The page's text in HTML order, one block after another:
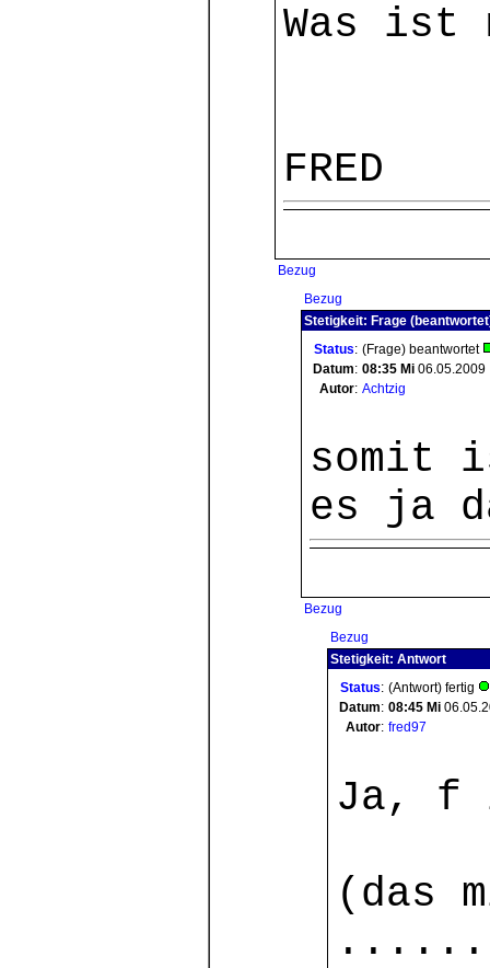
Was
FRED
Bezug
Bezug
Stetigkeit: Frage
Status: (Frage) beantwortet
Datum: 08:35 Mi 06.05.2009
Autor: Achtzig
somit
es ja
Bezug
Bezug
Stetigkeit: Antwort
Status: (Antwort) fertig
Datum: 08:45 Mi
Autor: fred97
Ja, f
(das